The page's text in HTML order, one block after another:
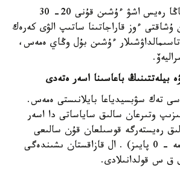
- اۋە كومپانيالارى جاڭا رەيس اشۋ ءۇشىن قۇنى 20- 30
ۇشاقتى ءوز قاراجاتىنا ساتىپ الۋى كەرەك
ءۇشىن بۇل وڭاي ەمەس،
بيلەتتىنىڭ باعاسىنا اسەر ەتەدى
تەك سۋبسيدياعا بايلانىستى ەمەس.
وتىرعان سالىق ساياساتى دا اسەر
رەيستەرگە قوسىلعان قۇن سالىعى
سالىنبايدى (مولشەرلەمە - 0 پايىز) . ال قازاقستان ىشىندەگى